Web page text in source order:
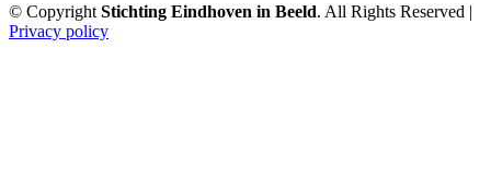
© Copyright Stichting Eindhoven in Beeld. All Rights Reserved |
Privacy policy